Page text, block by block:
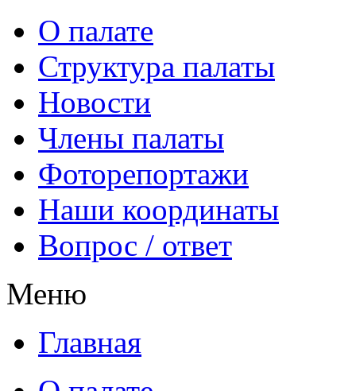
О палате
Структура палаты
Новости
Члены палаты
Фоторепортажи
Наши координаты
Вопрос / ответ
Меню
Главная